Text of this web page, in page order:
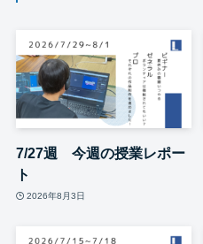
7/27週 今週の授業レポー
ト
2026年8月3日